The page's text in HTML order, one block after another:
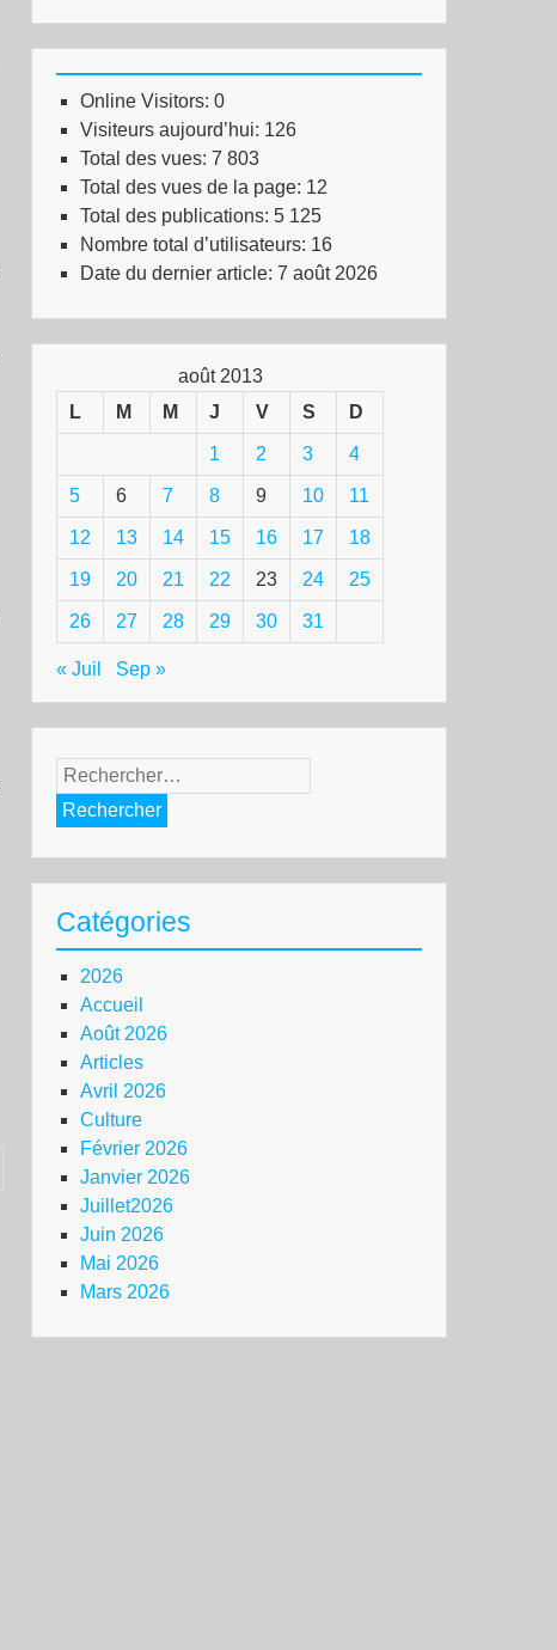
Online Visitors: 0
Visiteurs aujourd’hui: 126
Total des vues: 7 803
Total des vues de la page: 12
Total des publications: 5 125
Nombre total d’utilisateurs: 16
Date du dernier article: 7 août 2026
août 2013
L
M M J V S D
1 2 3 4
5 6 7 8 9 10 11
12 13 14 15 16 17 18
19 20 21 22 23 24 25
26 27 28 29 30 31
« Juil Sep »
Rechercher :
Catégories
2026
Accueil
Août 2026
Articles
Avril 2026
Culture
Février 2026
Janvier 2026
Juillet2026
Juin 2026
Mai 2026
Mars 2026